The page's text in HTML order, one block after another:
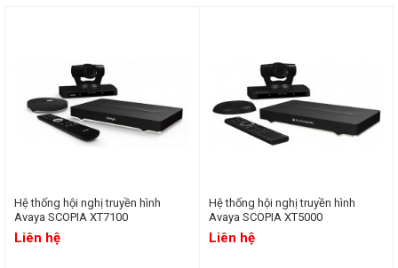
Giải pháp truyền hình hội nghị Trung Chính Audio mang đến
Hệ thống hội nghị truyền hình
Avaya SCOPIA XT7100
Liên hệ
Hệ thống hội nghị truyền hình
Avaya SCOPIA XT5000
Liên hệ